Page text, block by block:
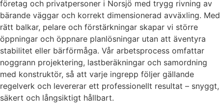
företag och privatpersoner i Norsjö med trygg rivning av
bärande väggar och korrekt dimensionerad avväxling. Med
rätt balkar, pelare och förstärkningar skapar vi större
öppningar och öppnare planlösningar utan att äventyra
stabilitet eller bärförmåga. Vår arbetsprocess omfattar
noggrann projektering, lastberäkningar och samordning
med konstruktör, så att varje ingrepp följer gällande
regelverk och levererar ett professionellt resultat – snyggt,
säkert och långsiktigt hållbart.